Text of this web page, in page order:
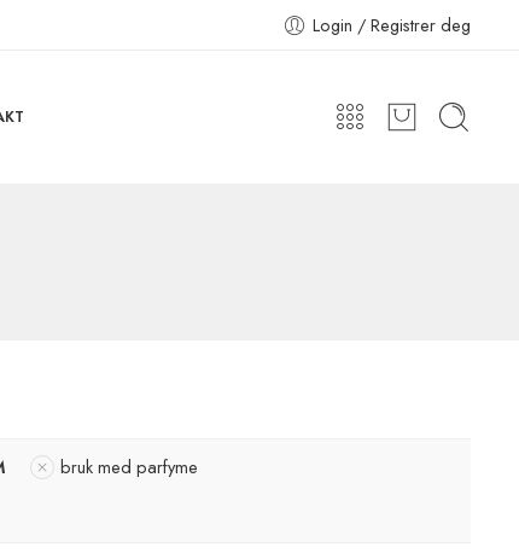
Login / Registrer deg
bruk med parfyme